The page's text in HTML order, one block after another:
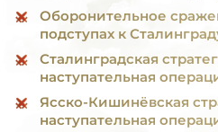
Оборонительное
подступах к
Сталинградская
наступательная
Ясско-Кишинёвская
наступательная